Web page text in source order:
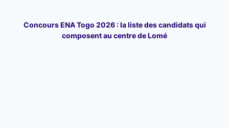
Concours ENA Togo 2026 : la liste des candidats qui
composent au centre de Lomé